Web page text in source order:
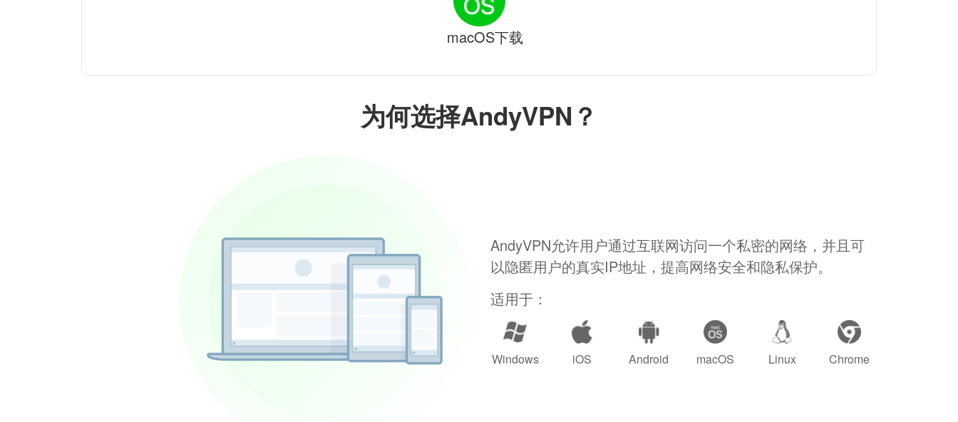
为何选择AndyVPN？
AndyVPN允许用户通过互联网访问一个私密的网络，并且可
以隐匿用户的真实IP地址，提高网络安全和隐私保护。
适用于：
Windows iOS Android macOS Linux Chrome
macOS下载